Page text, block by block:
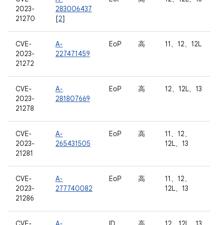
2023-
21270
283006437
[2]
CVE-
2023-
21272
A-
227471459
EoP 高 11、12、12L
CVE-
2023-
21278
A-
281807669
EoP 高 12、12L、13
CVE-
2023-
21281
A-
265431505
EoP 高
11、12、
12L、13
CVE-
2023-
21286
A-
277740082
EoP 高
11、12、
12L、13